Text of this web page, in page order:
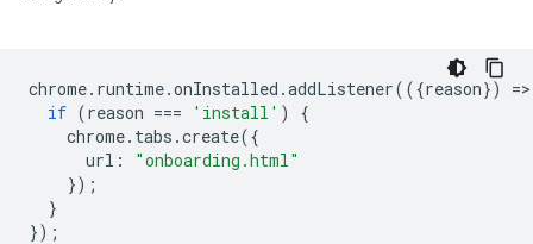
chrome. runtime.onInstalled .addListener(({reason}) =>
if (reason === 'install' )
{
chrome. tabs .create({
url :
"onboarding.html"
});
}
});